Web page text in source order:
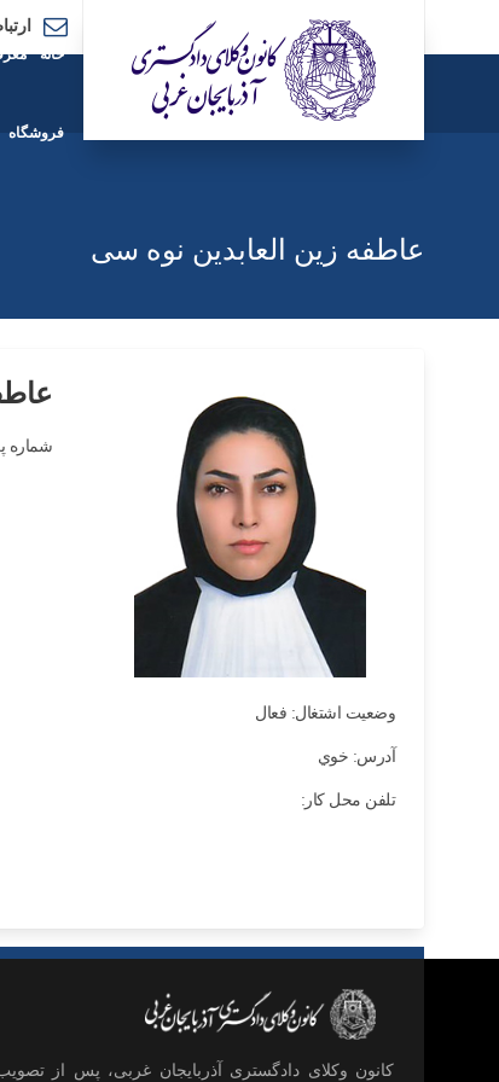
خانه
فروشگاه
عاطفه زین العابدین نوه سی
شماره
وضعیت اشتغال: فعال
آدرس: خوي
تلفن محل کار:
كانون وكلای دادگستری آذربايجان غربی، پس از